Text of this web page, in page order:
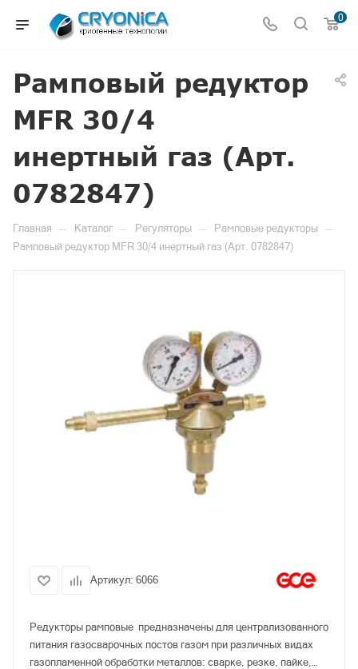
0
Рамповый редуктор
MFR 30/4
инертный газ (Арт.
0782847)
Главная — Каталог — Регуляторы — Рамповые редукторы —
Рамповый редуктор MFR 30/4 инертный газ (Арт. 0782847)
Артикул: 6066
Редукторы рамповые предназначены для централизованного
питания газосварочных постов газом при различных видах
газопламенной обработки металлов: сварке, резке, пайке,